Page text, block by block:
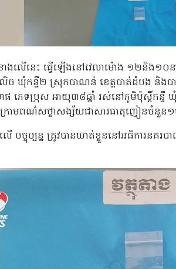
ខាងលើនេះ ធ្វើឡើងនៅវេលាម៉ោង ១២និង១
ឃុំកន្ទឺ២ ស្រុកបាណន់ ខេត្តបាត់ដំបង និងបា
ភេទប្រុស អាយុ៣៨ឆ្នាំ រស់នៅភូមិប៉ុស្តិ៍កន្ទឺ
ក្រាមពណ៌សថ្លាសង្ស័យជាសារធាតុញៀនចំនួន
បច្ចុប្បន្ន ត្រូវបានឃាត់ខ្លួននៅអធិការនគ